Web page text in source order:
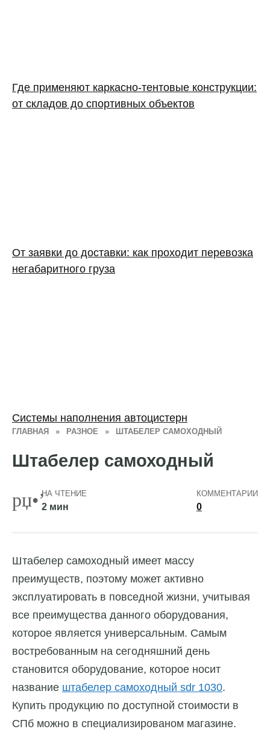
ГЛАВНАЯ » РАЗНОЕ » ШТАБЕЛЕР САМОХОДНЫЙ
Штабелер самоходный
НА ЧТЕНИЕ
2 мин
КОММЕНТАРИИ
0
Штабелер самоходный имеет массу
преимуществ, поэтому может активно
эксплуатировать в повседной жизни, учитывая
все преимущества данного оборудования,
которое является универсальным. Самым
востребованным на сегодняшний день
становится оборудование, которое носит
название штабелер самоходный sdr 1030.
Купить продукцию по доступной стоимости в
СПб можно в специализированом магазине.
Где применяют каркасно‑тентовые конструкции:
от складов до спортивных объектов
От заявки до доставки: как проходит перевозка
негабаритного груза
Системы наполнения автоцистерн